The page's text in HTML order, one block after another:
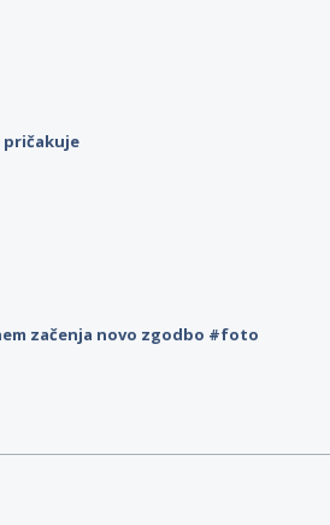
pričakuje
začenja novo zgodbo #foto